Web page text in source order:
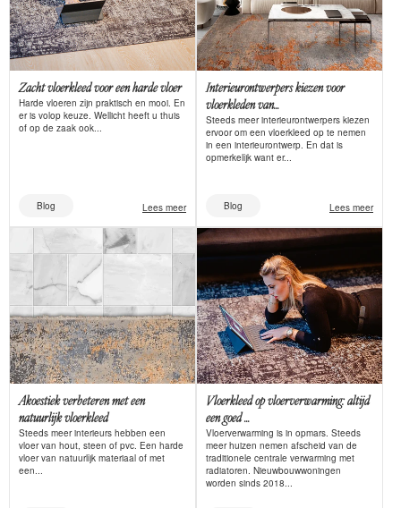
Zacht vloerkleed voor een harde vloer
Harde vloeren zijn praktisch en mooi. En
er is volop keuze. Wellicht heeft u thuis
of op de zaak ook...
Blog Lees meer
Interieurontwerpers kiezen voor
vloerkleden van...
Steeds meer interieurontwerpers kiezen
ervoor om een vloerkleed op te nemen
in een interieurontwerp. En dat is
opmerkelijk want er...
Blog Lees meer
Akoestiek verbeteren met een
natuurlijk vloerkleed
Steeds meer interieurs hebben een
vloer van hout, steen of pvc. Een harde
vloer van natuurlijk materiaal of met
een...
Vloerkleed op vloerverwarming: altijd
een goed ...
Vloerverwarming is in opmars. Steeds
meer huizen nemen afscheid van de
traditionele centrale verwarming met
radiatoren. Nieuwbouwwoningen
worden sinds 2018...